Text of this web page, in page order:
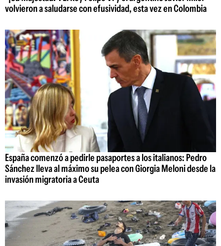
volvieron a saludarse con efusividad, esta vez en Colombia
España comenzó a pedirle pasaportes a los italianos: Pedro
Sánchez lleva al máximo su pelea con Giorgia Meloni desde la
invasión migratoria a Ceuta